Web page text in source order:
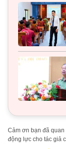
Cảm ơn bạn đã quan
động lực cho tác giả